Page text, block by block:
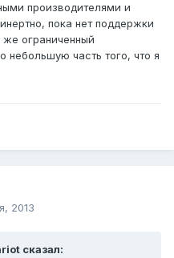
производителями и
пока нет поддержки
же ограниченный
небольшую часть того, что я
2013
сказал: